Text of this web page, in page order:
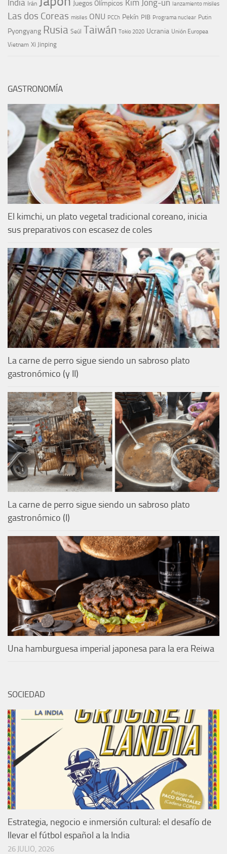
India Irán Juegos Olímpicos Kim Jong-un lanzamiento misiles
Las dos Coreas misiles ONU PCCh Pekín PIB Programa nuclear Putin
Pyongyang Rusia Seúl Taiwán Tokio 2020 Ucrania Unión Europea
Vietnam Xi Jinping
GASTRONOMÍA
El kimchi, un plato vegetal tradicional coreano, inicia
sus preparativos con escasez de coles
La carne de perro sigue siendo un sabroso plato
gastronómico (y II)
La carne de perro sigue siendo un sabroso plato
gastronómico (I)
Una hamburguesa imperial japonesa para la era Reiwa
SOCIEDAD
Estrategia, negocio e inmersión cultural: el desafío de
llevar el fútbol español a la India
26 JULIO, 2026